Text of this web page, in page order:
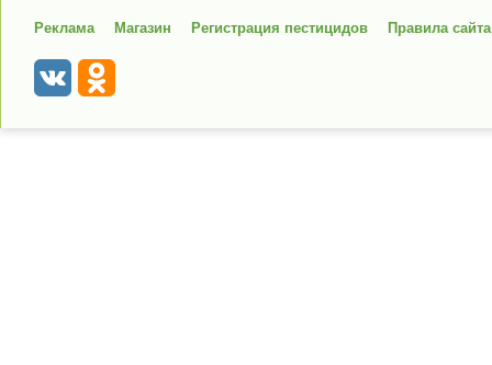
Реклама Магазин Регистрация пестицидов Правила сайта